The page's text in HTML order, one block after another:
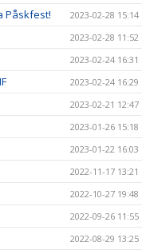
Påskfest! 2023-02-28 15:14
2023-02-28 11:52
2023-02-24 16:31
2023-02-24 16:29
2023-02-21 12:47
2023-01-26 15:18
2023-01-22 16:03
2022-11-17 13:21
2022-10-27 19:48
2022-09-26 11:55
2022-08-29 13:25